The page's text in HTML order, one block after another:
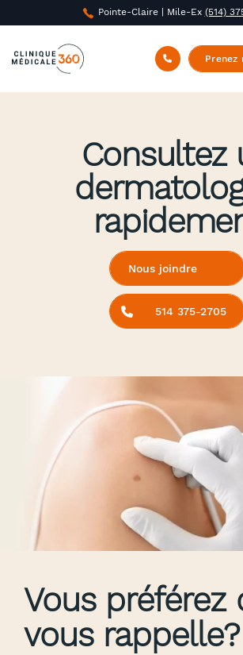
Pointe-Claire | Mile-Ex (514)
Prenez
Consultez
Nous joindre
514 375-2705
Vous préférez
vous rappelle?